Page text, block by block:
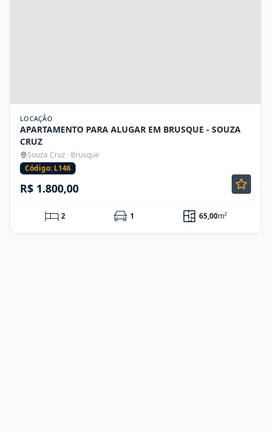
LOCAÇÃO
APARTAMENTO PARA ALUGAR EM BRUSQUE - SOUZA
CRUZ
Souza Cruz · Brusque
Código: L146
R$ 1.800,00
2 1 65,00m²